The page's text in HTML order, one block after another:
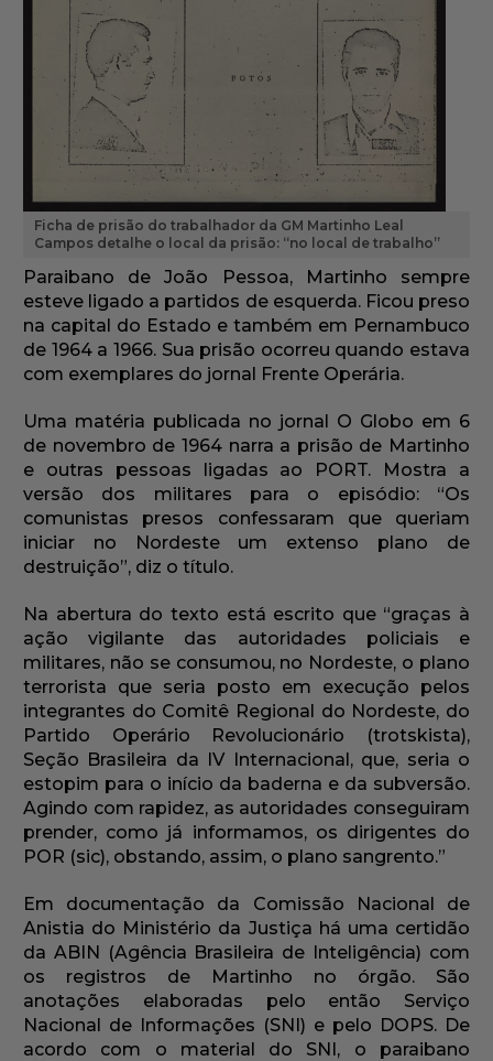
Ficha de prisão do trabalhador da GM Martinho Leal
Campos detalhe o local da prisão: “no local de trabalho”
Paraibano de João Pessoa, Martinho sempre
esteve ligado a partidos de esquerda. Ficou preso
na capital do Estado e também em Pernambuco
de 1964 a 1966. Sua prisão ocorreu quando estava
com exemplares do jornal Frente Operária.
Uma matéria publicada no jornal O Globo em 6
de novembro de 1964 narra a prisão de Martinho
e outras pessoas ligadas ao PORT. Mostra a
versão dos militares para o episódio: “Os
comunistas presos confessaram que queriam
iniciar no Nordeste um extenso plano de
destruição”, diz o título.
Na abertura do texto está escrito que “graças à
ação vigilante das autoridades policiais e
militares, não se consumou, no Nordeste, o plano
terrorista que seria posto em execução pelos
integrantes do Comitê Regional do Nordeste, do
Partido Operário Revolucionário (trotskista),
Seção Brasileira da IV Internacional, que, seria o
estopim para o início da baderna e da subversão.
Agindo com rapidez, as autoridades conseguiram
prender, como já informamos, os dirigentes do
POR (sic), obstando, assim, o plano sangrento.”
Em documentação da Comissão Nacional de
Anistia do Ministério da Justiça há uma certidão
da ABIN (Agência Brasileira de Inteligência) com
os registros de Martinho no órgão. São
anotações elaboradas pelo então Serviço
Nacional de Informações (SNI) e pelo DOPS. De
acordo com o material do SNI, o paraibano